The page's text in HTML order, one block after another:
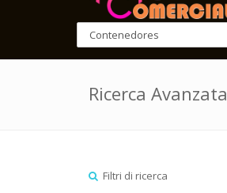
Ricerca Avanzata
Filtri di ricerca